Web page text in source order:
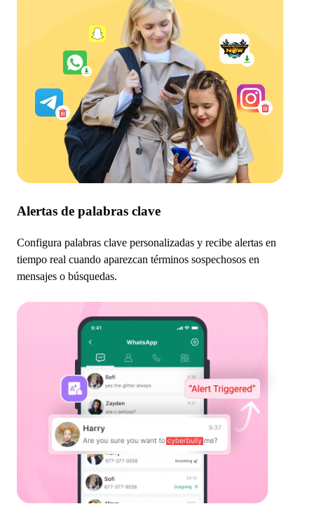
Alertas de palabras clave
Configura palabras clave personalizadas y recibe alertas en
tiempo real cuando aparezcan términos sospechosos en
mensajes o búsquedas.